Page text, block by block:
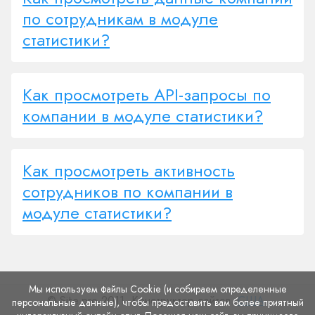
по сотрудникам в модуле
статистики?
Как просмотреть API-запросы по
компании в модуле статистики?
Как просмотреть активность
сотрудников по компании в
модуле статистики?
© Site.pro 2011. Конструктор сайтов.США.
Мы используем файлы Cookie (и собираем определенные
персональные данные), чтобы предоставить вам более приятный